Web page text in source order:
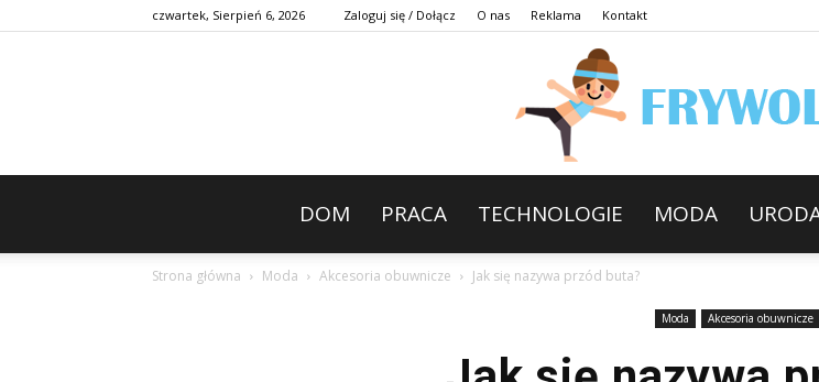
czwartek, Sierpień 6, 2026 Zaloguj się / Dołącz O nas Reklama Kontakt
DOM PRACA TECHNOLOGIE MODA
Strona główna Moda Akcesoria obuwnicze Jak się nazywa przód buta?
Moda Akcesoria obuwnicze